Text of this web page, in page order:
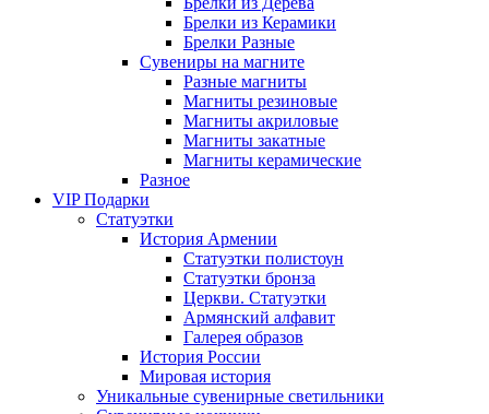
Брелки из Керамики
Брелки Разные
Сувениры на магните
Разные магниты
Магниты резиновые
Магниты акриловые
Магниты закатные
Магниты керамические
Разное
VIP Подарки
Статуэтки
История Армении
Статуэтки полистоун
Статуэтки бронза
Церкви. Статуэтки
Армянский алфавит
Галерея образов
История России
Мировая история
Уникальные сувенирные светильники